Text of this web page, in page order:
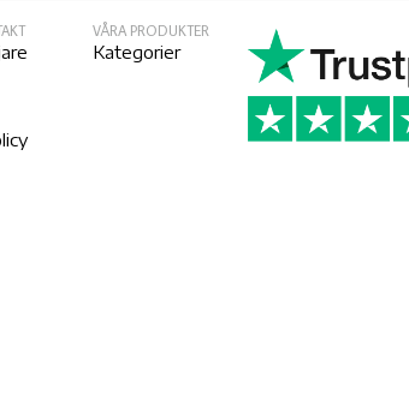
VÅRA PRODUKTER
Kategorier